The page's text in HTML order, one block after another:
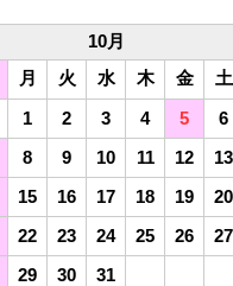
10月
月 火 水 木 金
土
1
2 3 4 5
6
8 9 10 11 12
13
15 16 17 18 19
20
22 23 24 25 26
27
29 30 31